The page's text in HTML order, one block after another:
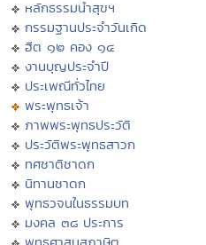
หลักธรรมนำสุขฯ
กรรมฐานประจำวันเกิด
ฮีต ๑๒ คอง ๑๔
งานบุญประจำปี
ประเพณีทั่วไทย
พระพุทธเจ้า
ภาพพระพุทธประวัติ
ประวัติพระพุทธสาวก
ทศชาติชาดก
นิทานชาดก
พุทธวจนในธรรมบท
มงคล ๓๘ ประการ